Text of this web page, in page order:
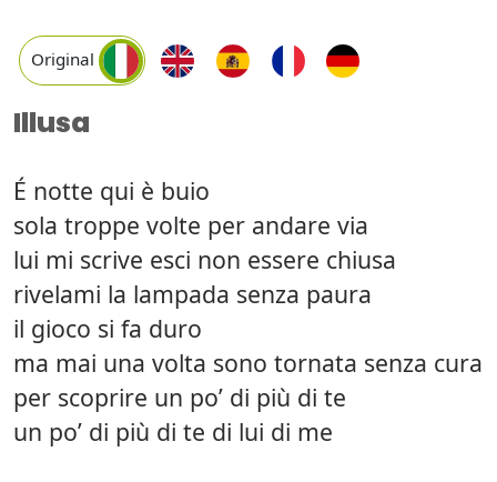
Original
Illusa
É notte qui è buio
sola troppe volte per andare via
lui mi scrive esci non essere chiusa
rivelami la lampada senza paura
il gioco si fa duro
ma mai una volta sono tornata senza cura
per scoprire un po’ di più di te
un po’ di più di te di lui di me